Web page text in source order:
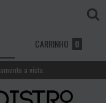
CARRINHO 0
a vista.